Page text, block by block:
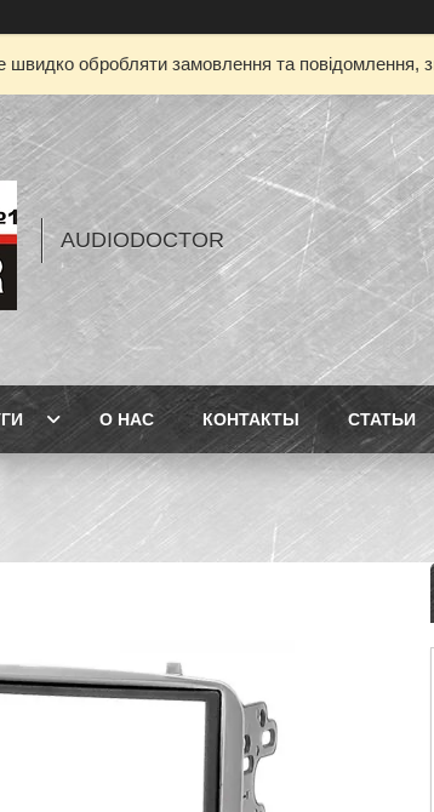
швидко обробляти замовлення та повідомлення,
AUDIODOCTOR
О НАС КОНТАКТЫ СТАТЬИ